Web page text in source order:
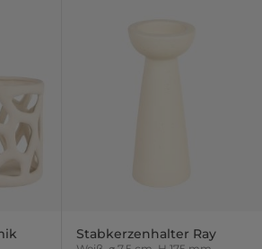
Stabkerzenhalter Ray